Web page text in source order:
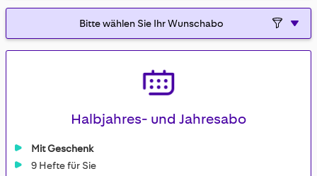
Halbjahres- und Jahresabo
Mit Geschenk
9 Hefte für Sie